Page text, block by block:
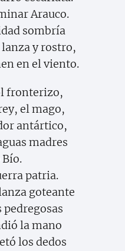
Arauco.
sombría
y rostro,
en el viento.
fronterizo,
el mago,
antártico,
madres
patria.
goteante
la mano
los dedos